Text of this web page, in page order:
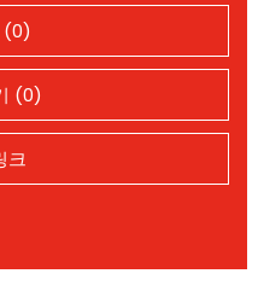
(0)
(0)
크